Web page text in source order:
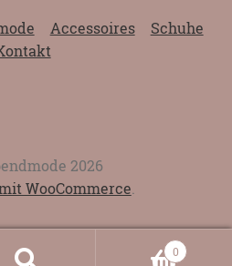
Accessoires
Schuhe
2026
WooCommerce
0